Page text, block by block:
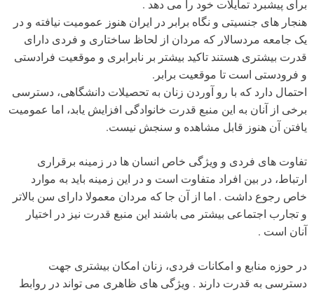
برای پیشبرد تمایلات خود را می دهد .
هنجار های جنسیتی و نگاه برابر در ایران هنوز عمومیت نیافته و در
یک جامعه مردسالار که مردان از لحاظ ساختاری و فردی دارای
قدرت بیشتری هستند تاکید بیشتر بر نابرابری و موقعیت فرادستی
و فرودستی است تا موقعیت برابر.
احتمال دارد که با رو آوردن زنان به تحصیلات دانشگاهی، دسترسی
برخی از آنان به این منبع قدرت خانوادگی افزایش یابد، اما عمومیت
یافتن آن هنوز قابل مشاهده و سنجش نیست.
تفاوت های فردی و ویژگی خاص انسان ها در زمینه برقراری
ارتباط، در بین افراد متفاوت است و در این زمینه باید به موارد
خاص رجوع داشت . اما از آن جا که مردان معمولا دارای سن بالاتر
و تجارب اجتماعی بیشتر می باشند این منبع قدرت نیز در اختیار
آنان است .
در حوزه منابع و امکانات فردی، زنان امکان بیشتری جهت
دسترسی به قدرت دارند . ویژگی های ظاهری می تواند در روابط